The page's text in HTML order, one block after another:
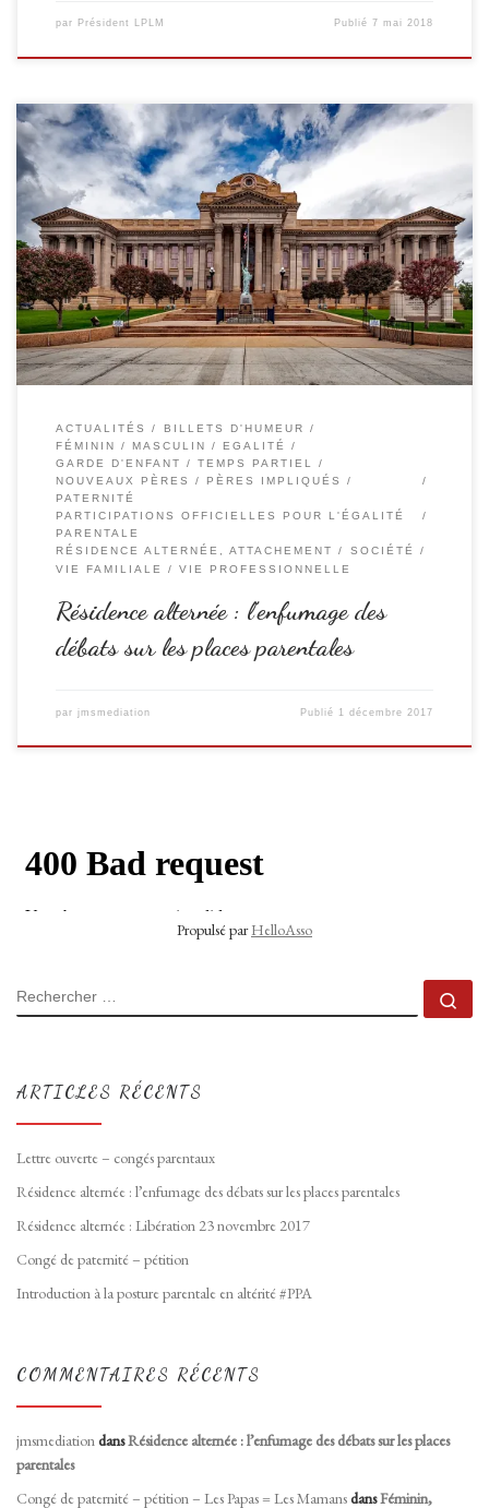
par Président LPLM Publié7 mai 2018
Quand on regarde un sujet par le trou de la lorgnette, on ne contente
personne… là, il s’est agit de dire, sans vouloir agir. Une fois de plus, un
sujet important est traité légèrement, on fait une proposition de loi axée
sur un axe mineur, on l’érige en pomme de […]
ACTUALITÉS
BILLETS D'HUMEUR
FÉMININ / MASCULIN / EGALITÉ
GARDE D'ENFANT / TEMPS PARTIEL
NOUVEAUX PÈRES / PÈRES IMPLIQUÉS /
PATERNITÉ
PARTICIPATIONS OFFICIELLES POUR L'ÉGALITÉ
PARENTALE
RÉSIDENCE ALTERNÉE, ATTACHEMENT
SOCIÉTÉ
VIE FAMILIALE / VIE PROFESSIONNELLE
Résidence alternée : l’enfumage des
débats sur les places parentales
par jmsmediation Publié 1 décembre 2017
Propulsé parHelloAsso
RECHERCHER
ARTICLES RÉCENTS
Lettre ouverte – congés parentaux
Résidence alternée : l’enfumage des débats sur les places parentales
Résidence alternée : Libération 23 novembre 2017
Congé de paternité – pétition
Introduction à la posture parentale en altérité #PPA
COMMENTAIRES RÉCENTS
jmsmediationdansRésidence alternée : l’enfumage des débats sur les places
parentales
Congé de paternité – pétition – Les Papas = Les MamansdansFéminin,